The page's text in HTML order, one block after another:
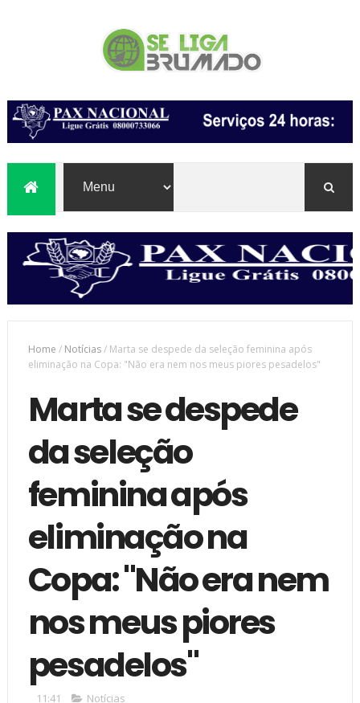
Home / Notícias/ Marta se despede da seleção feminina após
eliminação na Copa: "Não era nem nos meus piores pesadelos"
Marta se despede
da seleção
feminina após
eliminação na
Copa: "Não era nem
nos meus piores
pesadelos"
11:41 Notícias